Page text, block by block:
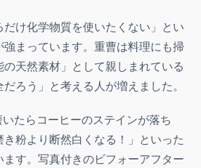
け化学物質を使いたくない」とい
強まっています。重曹は料理にも掃
天然素材」として親しまれている
ろう」と考える人が増えました。
たらコーヒーのステインが落ち
粉より断然白くなる！」といった
す。写真付きのビフォーアフター